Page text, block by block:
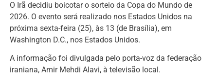
O Irã decidiu boicotar o sorteio da Copa do Mundo de
2026. O evento será realizado nos Estados Unidos na
próxima sexta-feira (25), às 13 (de Brasília), em
Washington D.C., nos Estados Unidos.
A informação foi divulgada pelo porta-voz da federação
iraniana, Amir Mehdi Alavi, à televisão local.